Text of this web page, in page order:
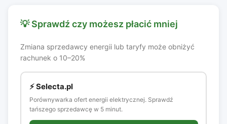
💡 Sprawdź czy możesz płacić mniej
Zmiana sprzedawcy energii lub taryfy może obniżyć
rachunek o 10–20%
⚡ Selecta.pl
Porównywarka ofert energii elektrycznej. Sprawdź
tańszego sprzedawcę w 5 minut.